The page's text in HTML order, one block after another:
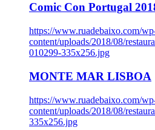
Comic Con Portugal
https://www.ruadebaixo.com/
content/uploads/2018/08/
010299-335x256.jpg
MONTE MAR LISBOA
https://www.ruadebaixo.com/
content/uploads/2018/08/
335x256.jpg